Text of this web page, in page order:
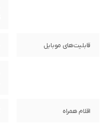
قابلیت‌های موبایل
اقلام همراه